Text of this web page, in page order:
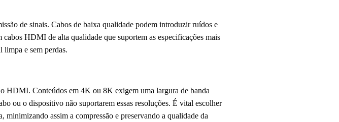
de sinais. Cabos de baixa qualidade podem introduzir ruídos e
HDMI de alta qualidade que suportem as especificações mais
limpa e sem perdas.
HDMI. Conteúdos em 4K ou 8K exigem uma largura de banda
ou o dispositivo não suportarem essas resoluções. É vital escolher
minimizando assim a compressão e preservando a qualidade da